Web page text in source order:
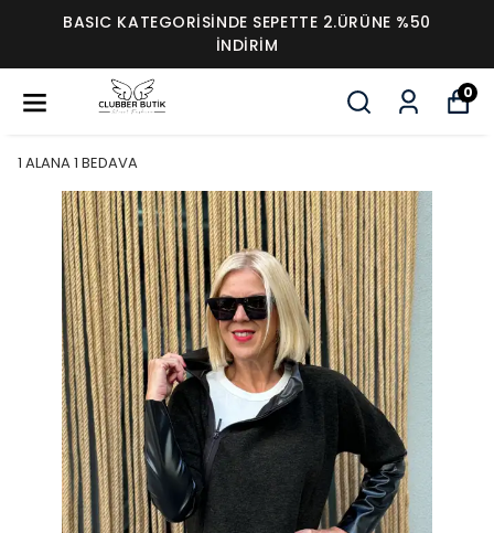
BASIC KATEGORİSİNDE SEPETTE 2.ÜRÜNE %50
İNDİRİM
0
1 ALANA 1 BEDAVA